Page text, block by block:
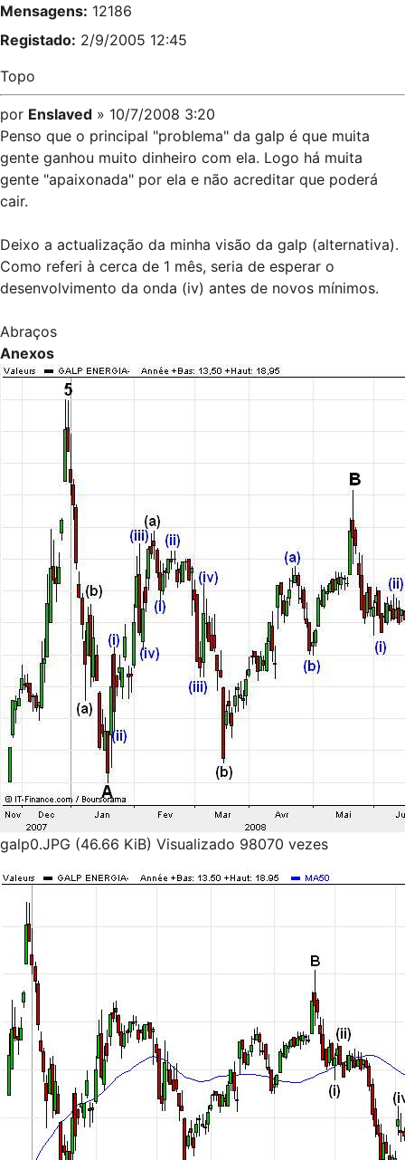
Mensagens: 12186
Registado: 2/9/2005 12:45
Topo
por Enslaved » 10/7/2008 3:20
Penso que o principal "problema" da galp é que muita
gente ganhou muito dinheiro com ela. Logo há muita
gente "apaixonada" por ela e não acreditar que poderá
cair.
Deixo a actualização da minha visão da galp (alternativa).
Como referi à cerca de 1 mês, seria de esperar o
desenvolvimento da onda (iv) antes de novos mínimos.
Abraços
Anexos
galp0.JPG (46.66 KiB) Visualizado 98070 vezes